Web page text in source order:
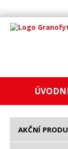
AKČNÍ